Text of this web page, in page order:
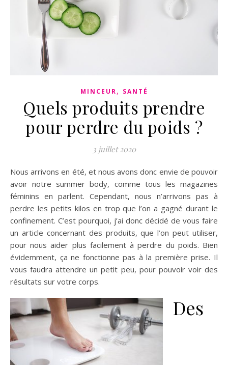
MINCEUR, SANTÉ
Quels produits prendre
pour perdre du poids ?
3 juillet 2020
Nous arrivons en été, et nous avons donc envie de pouvoir
avoir notre summer body, comme tous les magazines
féminins en parlent. Cependant, nous n’arrivons pas à
perdre les petits kilos en trop que l’on a gagné durant le
confinement. C’est pourquoi, j’ai donc décidé de vous faire
un article concernant des produits, que l’on peut utiliser,
pour nous aider plus facilement à perdre du poids. Bien
évidemment, ça ne fonctionne pas à la première prise. Il
vous faudra attendre un petit peu, pour pouvoir voir des
résultats sur votre corps.
Des